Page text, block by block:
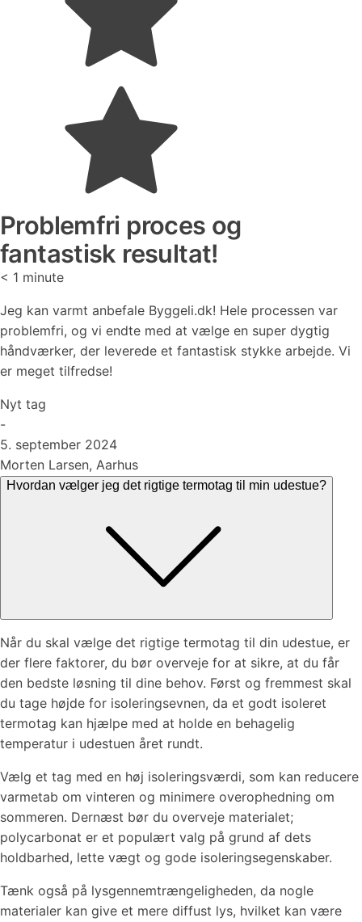
Problemfri proces og
fantastisk resultat!
< 1 minute
Jeg kan varmt anbefale Byggeli.dk! Hele processen var
problemfri, og vi endte med at vælge en super dygtig
håndværker, der leverede et fantastisk stykke arbejde. Vi
er meget tilfredse!
Nyt tag
-
5. september 2024
Morten Larsen, Aarhus
Hvordan vælger jeg det rigtige termotag til min udestue?
Når du skal vælge det rigtige termotag til din udestue, er
der flere faktorer, du bør overveje for at sikre, at du får
den bedste løsning til dine behov. Først og fremmest skal
du tage højde for isoleringsevnen, da et godt isoleret
termotag kan hjælpe med at holde en behagelig
temperatur i udestuen året rundt.
Vælg et tag med en høj isoleringsværdi, som kan reducere
varmetab om vinteren og minimere overophedning om
sommeren. Dernæst bør du overveje materialet;
polycarbonat er et populært valg på grund af dets
holdbarhed, lette vægt og gode isoleringsegenskaber.
Tænk også på lysgennemtrængeligheden, da nogle
materialer kan give et mere diffust lys, hvilket kan være